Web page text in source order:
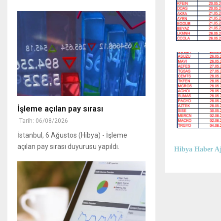
Hibya Haber
İşleme açılan pay sırası
Tarih: 06/08/2026
İstanbul, 6 Ağustos (Hibya) - İşleme
açılan pay sırası duyurusu yapıldı.